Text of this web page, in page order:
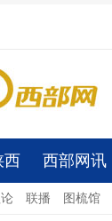
西 西部网讯
联播 图梳馆